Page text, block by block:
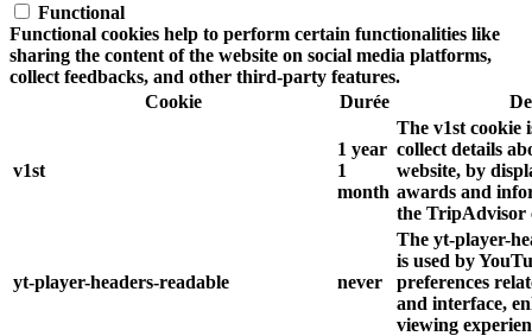
Functional
Functional cookies help to perform certain functionalities like
sharing the content of the website on social media platforms,
collect feedbacks, and other third-party features.
Cookie
Durée
v1st
1 year
1
month
The v1st cookie
collect details
website, by
awards and
the TripAdvisor
yt-player-headers-readable never
The yt-player-
is used by
preferences
and interface,
viewing